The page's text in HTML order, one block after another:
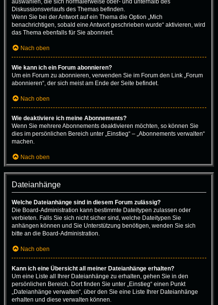
auswählen, die sich normalerweise ober- und unterhalb des
Diskussionsverlaufs des Themas befinden.
Wenn Sie bei der Antwort auf ein Thema die Option „Mich
benachrichtigen, sobald eine Antwort geschrieben wurde“ aktivieren, wird
das Thema ebenfalls für Sie abonniert.
Nach oben
Wie kann ich ein Forum abonnieren?
Um ein Forum zu abonnieren, verwenden Sie im Forum den Link „Forum
abonnieren“, der sich meist am Ende der Seite befindet.
Nach oben
Wie deaktiviere ich meine Abonnements?
Wenn Sie mehrere Abonnements deaktivieren möchten, so können Sie
dies im persönlichen Bereich unter „Einstieg“ – „Abonnements verwalten“
machen.
Nach oben
Dateianhänge
Welche Dateianhänge sind in diesem Forum zulässig?
Die Board-Administration kann bestimmte Dateitypen zulassen oder
verbieten. Falls Sie sich nicht sicher sind, welche Dateitypen Sie
anhängen können und Sie Unterstützung benötigen, wenden Sie sich
bitte an die Board-Administration.
Nach oben
Kann ich eine Übersicht all meiner Dateianhänge erhalten?
Um eine Liste all Ihrer Dateianhänge zu erhalten, gehen Sie in den
persönlichen Bereich. Dort finden Sie unter „Einstieg“ einen Punkt
„Dateianhänge verwalten“, über den Sie eine Liste Ihrer Dateianhänge
erhalten und diese verwalten können.